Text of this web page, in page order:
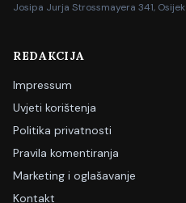
Josipa Jurja Strossmayera 341, Osijek
REDAKCIJA
Impressum
Uvjeti korištenja
Politika privatnosti
Pravila komentiranja
Marketing i oglašavanje
Kontakt